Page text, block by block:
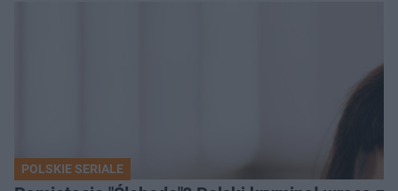
POLSKIE SERIALE